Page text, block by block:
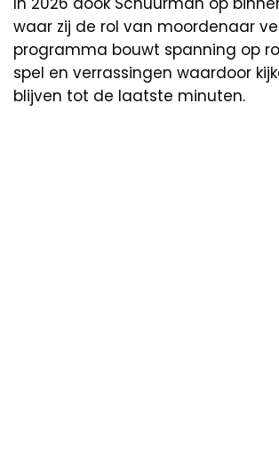
waar zij de rol van moordenaar
programma bouwt spanning op
spel en verrassingen waardoor
blijven tot de laatste minuten.